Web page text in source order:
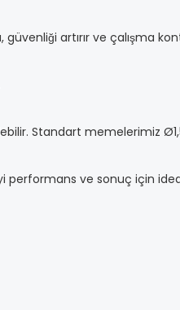
artırır ve çalışma
Standart memelerimiz
performans ve sonuç için